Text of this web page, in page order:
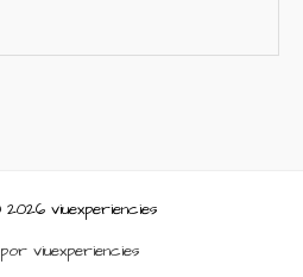
viuexperiencies
viuexperiencies